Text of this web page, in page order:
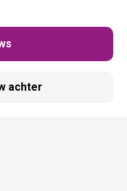
achter